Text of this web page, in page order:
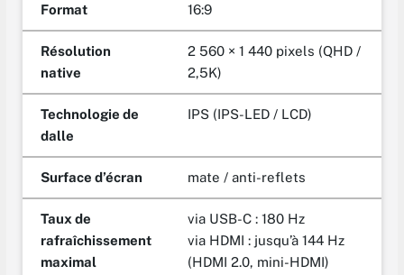
Format 16:9
Résolution
native
2 560 × 1 440 pixels (QHD /
2,5K)
Technologie de
dalle
IPS (IPS-LED / LCD)
Surface d’écran mate / anti-reflets
Taux de
rafraîchissement
maximal
via USB-C : 180 Hz
via HDMI : jusqu’à 144 Hz
(HDMI 2.0, mini-HDMI)